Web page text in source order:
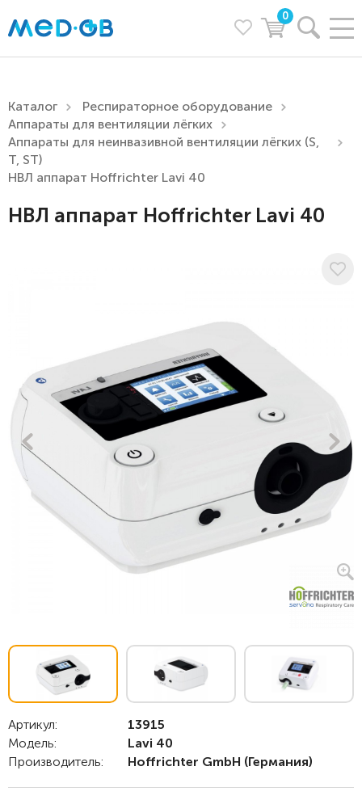
0
Каталог
Респираторное оборудование
Аппараты для вентиляции лёгких
Аппараты для неинвазивной вентиляции лёгких (S,
T, ST)
НВЛ аппарат Hoffrichter Lavi 40
НВЛ аппарат Hoffrichter Lavi 40
Артикул:
13915
Модель:
Lavi 40
Производитель:
Hoffrichter GmbH (Германия)